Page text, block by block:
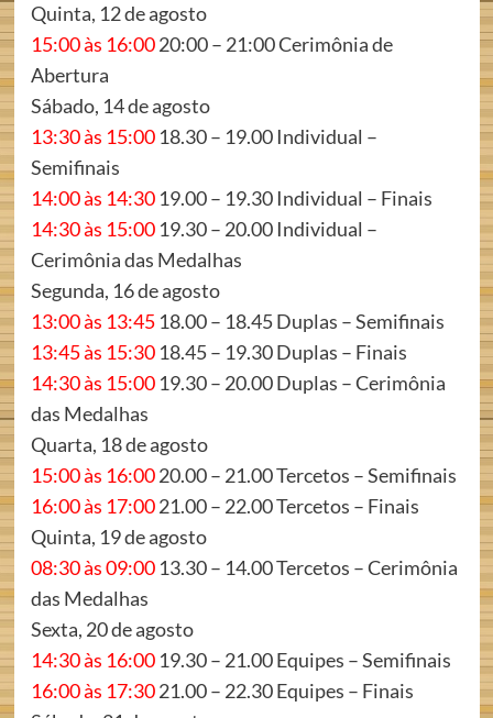
Quinta, 12 de agosto
15:00 às 16:0020:00 – 21:00 Cerimônia de
Abertura
Sábado, 14 de agosto
13:30 às 15:0018.30 – 19.00 Individual –
Semifinais
14:00 às 14:3019.00 – 19.30 Individual – Finais
14:30 às 15:0019.30 – 20.00 Individual –
Cerimônia das Medalhas
Segunda, 16 de agosto
13:00 às 13:4518.00 – 18.45 Duplas – Semifinais
13:45 às 15:3018.45 – 19.30 Duplas – Finais
14:30 às 15:0019.30 – 20.00 Duplas – Cerimônia
das Medalhas
Quarta, 18 de agosto
15:00 às 16:0020.00 – 21.00 Tercetos – Semifinais
16:00 às 17:0021.00 – 22.00 Tercetos – Finais
Quinta, 19 de agosto
08:30 às 09:0013.30 – 14.00 Tercetos – Cerimônia
das Medalhas
Sexta, 20 de agosto
14:30 às 16:0019.30 – 21.00 Equipes – Semifinais
16:00 às 17:3021.00 – 22.30 Equipes – Finais